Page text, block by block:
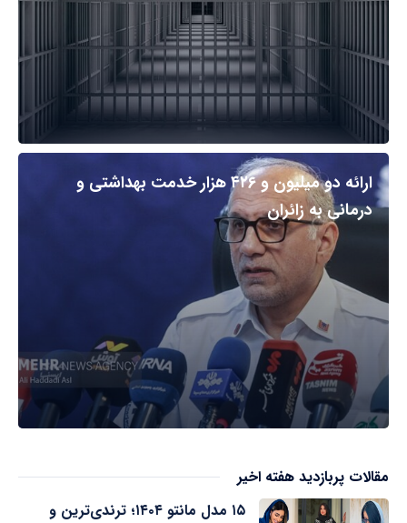
ارائه دو میلیون و ۴۲۶ هزار خدمت بهداشتی و
درمانی به زائران
مقالات پربازدید هفته اخیر
۱۵ مدل مانتو ۱۴۰۴؛ ترندی‌ترین و